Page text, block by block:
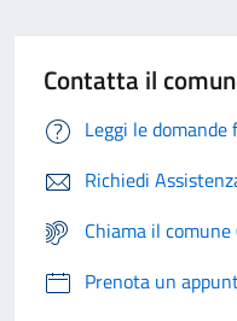
Contatta il
Leggi le
Richiedi
Chiama il
Prenota un